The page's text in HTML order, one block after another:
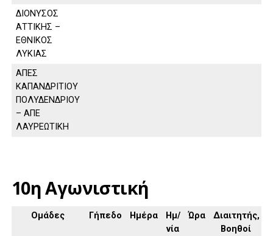
ΔΙΟΝΥΣΟΣ
ΑΤΤΙΚΗΣ –
ΕΘΝΙΚΟΣ
ΛΥΚΙΑΣ
ΑΠΕΣ
ΚΑΠΑΝΔΡΙΤΙΟΥ
ΠΟΛΥΔΕΝΔΡΙΟΥ
– ΑΠΕ
ΛΑΥΡΕΩΤΙΚΗ
10η Αγωνιστική
Ομάδες Γήπεδο Ημέρα
Ημ/
νία
Ώρα
Διαιτητής,
Βοηθοί